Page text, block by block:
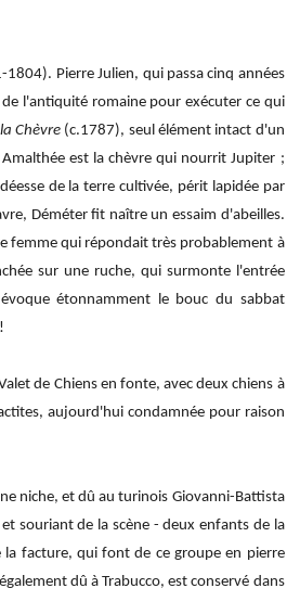
Pierre Julien, qui passa cinq années
l'antiquité romaine pour exécuter ce qui
Chèvre (c.1787), seul élément intact d'un
est la chèvre qui nourrit Jupiter ;
de la terre cultivée, périt lapidée par
Déméter fit naître un essaim d'abeilles.
femme qui répondait très probablement à
sur une ruche, qui surmonte l'entrée
étonnamment le bouc du sabbat
de Chiens en fonte, avec deux chiens à
aujourd'hui condamnée pour raison
niche, et dû au turinois Giovanni-Battista
souriant de la scène - deux enfants de la
facture, qui font de ce groupe en pierre
dû à Trabucco, est conservé dans